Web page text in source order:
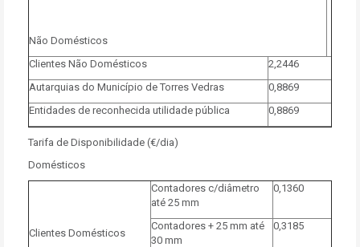
Não Domésticos
Clientes Não Domésticos
2,2446
Autarquias do Município de Torres Vedras
0,8869
Entidades de reconhecida utilidade pública
0,8869
Tarifa de Disponibilidade (€/dia)
Domésticos
Clientes Domésticos
Contadores c/diâmetro
até 25 mm
0,1360
Contadores + 25 mm até
30 mm
0,3185